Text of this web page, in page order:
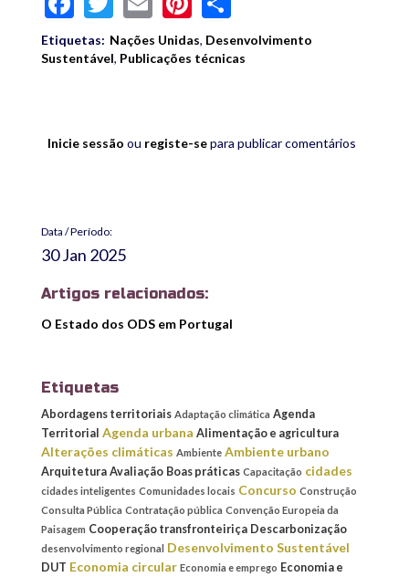
Etiquetas: Nações Unidas, Desenvolvimento
Sustentável, Publicações técnicas
Inicie sessão ou registe-separa publicar comentários
Data / Período:
30 Jan 2025
Artigos relacionados:
O Estado dos ODS em Portugal
Etiquetas
Abordagens territoriais Adaptação climática Agenda
Territorial Agenda urbana Alimentação e agricultura
Alterações climáticas Ambiente Ambiente urbano
Arquitetura Avaliação Boas práticas Capacitação cidades
cidades inteligentes Comunidades locais Concurso Construção
Consulta Pública Contratação pública Convenção Europeia da
Paisagem Cooperação transfronteiriça Descarbonização
desenvolvimento regional Desenvolvimento Sustentável
DUT Economia circular Economia e emprego Economia e